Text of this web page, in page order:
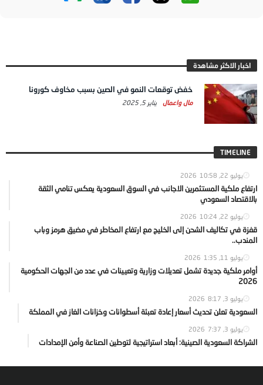
اخبار الاكثر مشاهدة
خفض توقعات النمو في الصين بسبب مخاوف كورونا
مال واعمال يناير 5, 2025
TIMELINE
يوليو 22, 2026 10:58
ارتفاع ملكية المستثمرين الاجانب في السوق السعودية يعكس تنامي الثقة
بالاقتصاد السعودي
يوليو 22, 2026 10:24
قفزة في تكاليف الشحن إلى الخليج مع ارتفاع المخاطر في مضيق هرمز وباب
المندب..
يوليو 11, 2026 1:35
أوامر ملكية جديدة تشمل تعديلات وزارية وتعيينات في عدد من الجهات الحكومية
2026
يوليو 3, 2026 8:17
السعودية تعلن تحديث أسعار إعادة تعبئة أسطوانات وخزانات الغاز في المملكة
يوليو 3, 2026 7:37
الشراكة السعودية الصينية: أبعاد استراتيجية لتوطين الصناعة وأمن الإمدادات